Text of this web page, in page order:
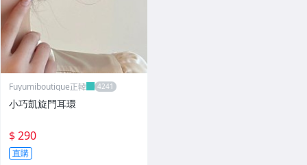
Fuyumiboutique正韓
小巧凱旋門耳環
$ 290
直購